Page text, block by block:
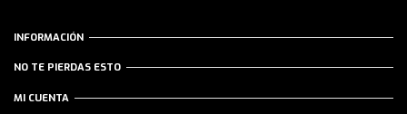
INFORMACIÓN
NO TE PIERDAS ESTO
MI CUENTA